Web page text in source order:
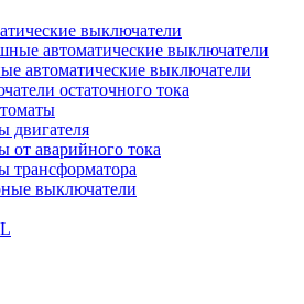
выключатели
автоматические выключатели
автоматические выключатели
остаточного тока
двигателя
от аварийного тока
трансформатора
выключатели